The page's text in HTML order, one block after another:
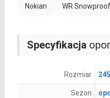
Nokian WR
Specyfikacja
Rozmiar
Sezon